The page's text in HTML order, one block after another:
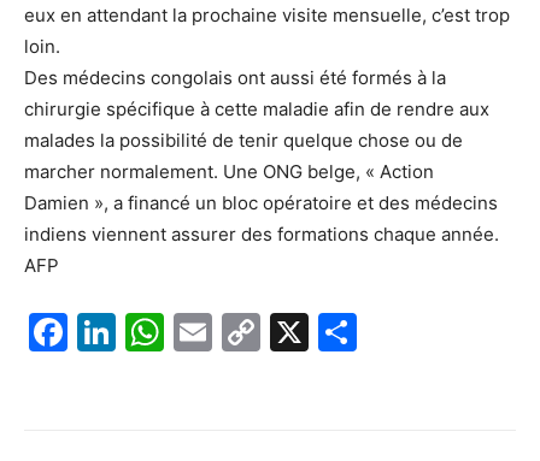
eux en attendant la prochaine visite mensuelle, c’est trop
loin.
Des médecins congolais ont aussi été formés à la
chirurgie spécifique à cette maladie afin de rendre aux
malades la possibilité de tenir quelque chose ou de
marcher normalement. Une ONG belge, « Action
Damien », a financé un bloc opératoire et des médecins
indiens viennent assurer des formations chaque année.
AFP
F
Li W E
C
X